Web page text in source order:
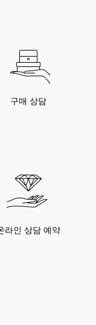
구매 상담
라인 상담 예약